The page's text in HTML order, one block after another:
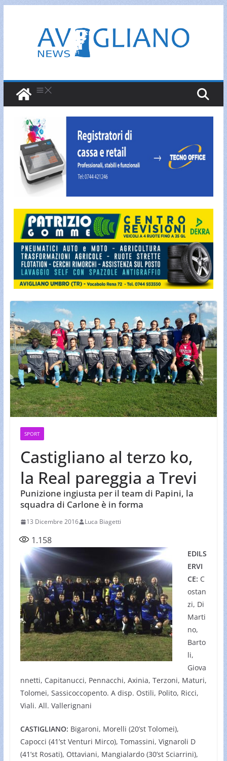
contenuto
SPORT
Castigliano al terzo ko,
la Real pareggia a Trevi
Punizione ingiusta per il team di Papini, la
squadra di Carlone è in forma
13 Dicembre 2016 Luca Biagetti
1.158
EDILS
ERVI
CE: C
ostan
zi, Di
Marti
no,
Barto
li,
Giova
nnetti, Capitanucci, Pennacchi, Axinia, Terzoni, Maturi,
Tolomei, Sassicoccopento. A disp. Ostili, Polito, Ricci,
Viali. All. Vallerignani
CASTIGLIANO: Bigaroni, Morelli (20’st Tolomei),
Capocci (41’st Venturi Mirco), Tomassini, Vignaroli D
(41’st Rosati), Ottaviani, Mangialardo (30’st Sciarrini),